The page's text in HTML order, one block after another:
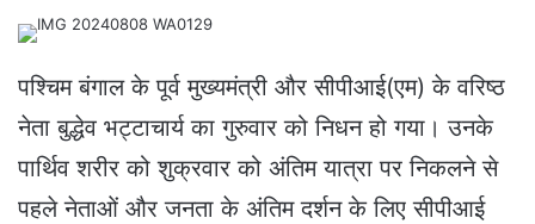
e
a
n
e
m
a
पश्चिम बंगाल के पूर्व मुख्यमंत्री और सीपीआई(एम) के वरिष्ठ
नेता बुद्धेव भट्टाचार्य का गुरुवार को निधन हो गया। उनके
पार्थिव शरीर को शुक्रवार को अंतिम यात्रा पर निकलने से
पहले नेताओं और जनता के अंतिम दर्शन के लिए सीपीआई